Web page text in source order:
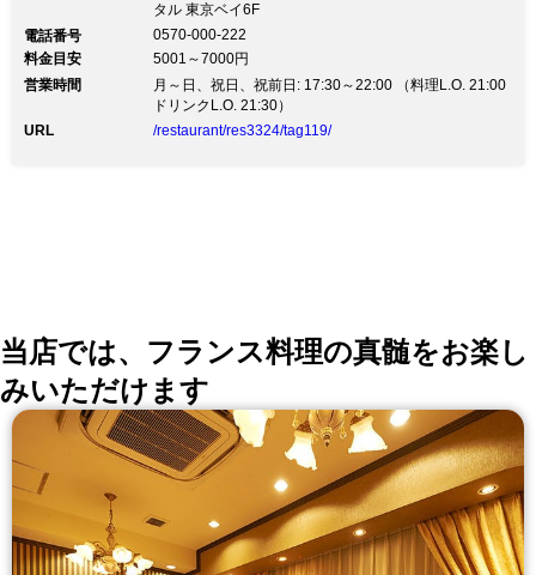
タル 東京ベイ6F
電話番号
0570-000-222
料金目安
5001～7000円
営業時間
月～日、祝日、祝前日: 17:30～22:00 （料理L.O. 21:00
ドリンクL.O. 21:30）
URL
/restaurant/res3324/tag119/
当店では、フランス料理の真髄をお楽し
みいただけます